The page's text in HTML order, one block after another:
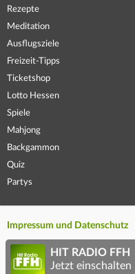
Rezepte
Meditation
Ausflugsziele
Freizeit-Tipps
Ticketshop
Lotto Hessen
Spiele
Mahjong
Backgammon
Quiz
Partys
Impressum und Datenschutz
HIT RADIO FFH
Jetzt einschalten